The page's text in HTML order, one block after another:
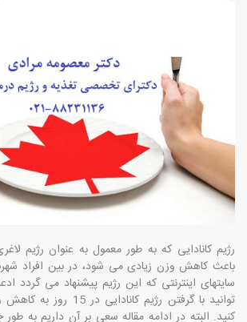
رژیم کانادایی که به طور معمول به عنوان رژیم
باعث کاهش وزن زیادی می شود، در بین افراد
سایتهای اینترنتی که این رژیم پیشنهاد می گردد
توانید با گرفتن رژیم
کنید. البته در ادامه مقاله سعی بر آن داریم به